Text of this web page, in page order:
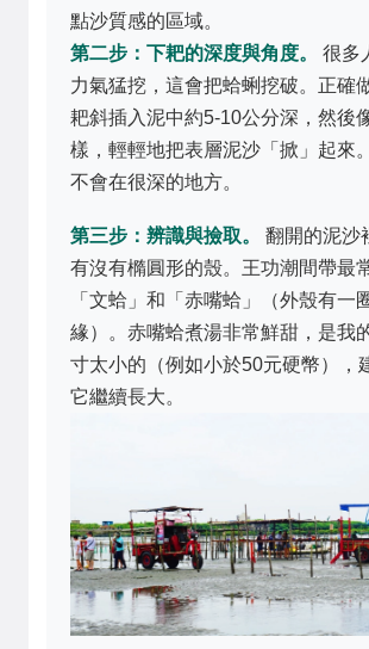
點沙質感的區域。
第二步：下耙的深度與角度。
很多
力氣猛挖，這會把蛤蜊挖破。正確
耙斜插入泥中約5-10公分深，然後
樣，輕輕地把表層泥沙「掀」起來
不會在很深的地方。
第三步：辨識與撿取。
翻開的泥沙
有沒有橢圓形的殼。王功潮間帶最
「文蛤」和「赤嘴蛤」（外殼有一
緣）。赤嘴蛤煮湯非常鮮甜，是我
寸太小的（例如小於50元硬幣），
它繼續長大。